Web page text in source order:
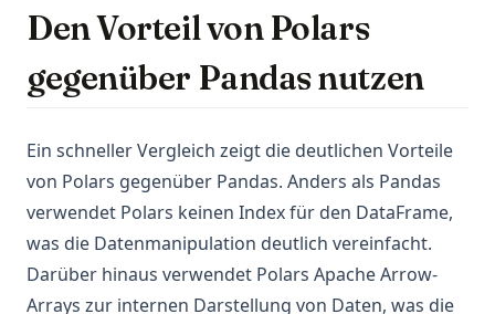
Den Vorteil von Polars
gegenüber Pandas nutzen
Ein schneller Vergleich zeigt die deutlichen Vorteile
von Polars gegenüber Pandas. Anders als Pandas
verwendet Polars keinen Index für den DataFrame,
was die Datenmanipulation deutlich vereinfacht.
Darüber hinaus verwendet Polars Apache Arrow-
Arrays zur internen Darstellung von Daten, was die